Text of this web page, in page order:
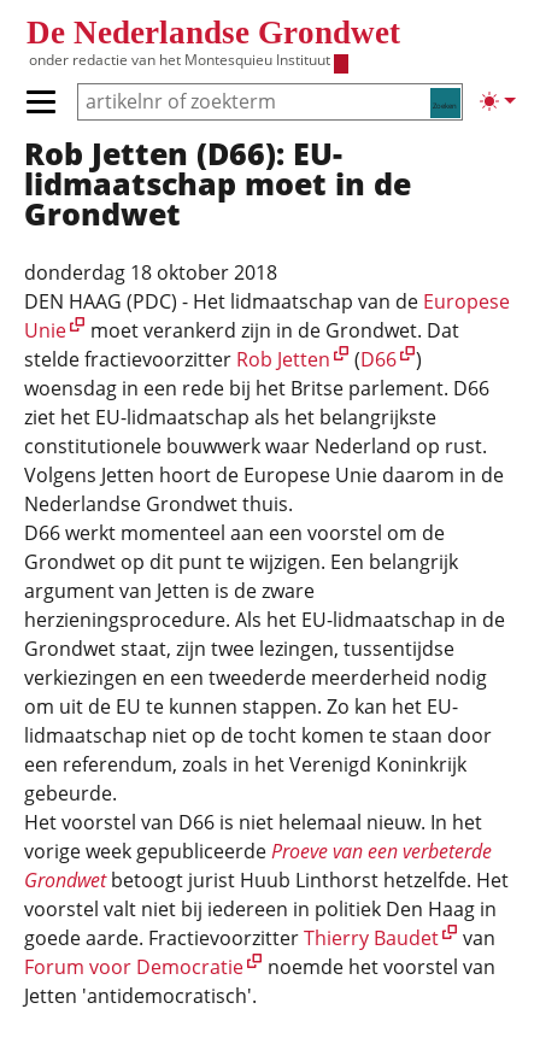
De Nederlandse Grondwet
onder redactie van het Montesquieu Instituut
Zoeken
Primair menu tonen/verbergen
Hoofdnavigatie
Rob Jetten (D66): EU-
lidmaatschap moet in de
Grondwet
donderdag 18 oktober 2018
DEN HAAG (PDC) - Het lidmaatschap van de Europese
Unie
moet verankerd zijn in de Grondwet. Dat
stelde fractievoorzitter Rob Jetten (D66
)
woensdag in een rede bij het Britse parlement. D66
ziet het EU-lidmaatschap als het belangrijkste
constitutionele bouwwerk waar Nederland op rust.
Volgens Jetten hoort de Europese Unie daarom in de
Nederlandse Grondwet thuis.
D66 werkt momenteel aan een voorstel om de
Grondwet op dit punt te wijzigen. Een belangrijk
argument van Jetten is de zware
herzieningsprocedure. Als het EU-lidmaatschap in de
Grondwet staat, zijn twee lezingen, tussentijdse
verkiezingen en een tweederde meerderheid nodig
om uit de EU te kunnen stappen. Zo kan het EU-
lidmaatschap niet op de tocht komen te staan door
een referendum, zoals in het Verenigd Koninkrijk
gebeurde.
Het voorstel van D66 is niet helemaal nieuw. In het
vorige week gepubliceerdeProeve van een verbeterde
Grondwetbetoogt jurist Huub Linthorst hetzelfde. Het
voorstel valt niet bij iedereen in politiek Den Haag in
goede aarde. FractievoorzitterThierry Baudet
van
Forum voor Democratie
noemde het voorstel van
Jetten 'antidemocratisch'.